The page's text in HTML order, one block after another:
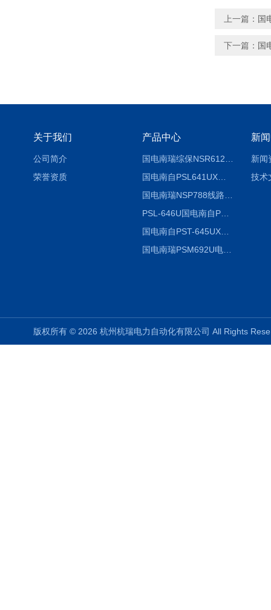
上一篇： 国
下一篇： 国
关于我们
公司简介
荣誉资质
产品中心
国电南自PSL641UX使用说明书
PSL-646U国电南自PSL646U综合保护装置
国电南自PST-645UX微机综保
国电南瑞PSM692U电动保护装置
新
新闻
技术
版权所有 © 2026 杭州杭瑞电力自动化有限公司 All Rights